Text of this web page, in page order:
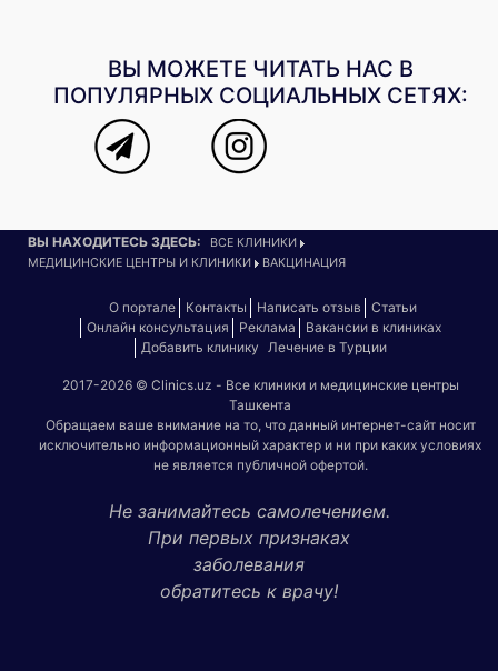
ВЫ МОЖЕТЕ ЧИТАТЬ НАС В
ПОПУЛЯРНЫХ СОЦИАЛЬНЫХ СЕТЯХ:
ВЫ НАХОДИТЕСЬ ЗДЕСЬ:
ВСЕ КЛИНИКИ
МЕДИЦИНСКИЕ ЦЕНТРЫ И КЛИНИКИ
ВАКЦИНАЦИЯ
О портале Контакты Написать отзыв
Статьи
Онлайн консультация
Реклама
Вакансии в клиниках
Добавить клинику Лечение в Турции
2017-2026 © Clinics.uz - Все клиники и медицинские центры
Ташкента
Обращаем ваше внимание на то, что данный интернет-сайт носит
исключительно информационный характер и ни при каких условиях
не является публичной офертой.
Не занимайтесь самолечением.
При первых признаках
заболевания
обратитесь к врачу!